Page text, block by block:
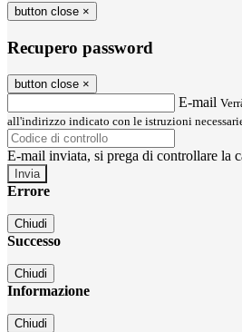
button close ×
Recupero password
button close ×
E-mail
all'indirizzo indicato con le istruzioni
E-mail inviata, si prega di controllare la
Errore
Chiudi
Successo
Chiudi
Informazione
Chiudi